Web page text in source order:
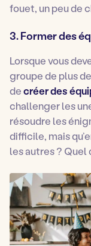
fouet, un peu de
3. Former des
Lorsque vous
groupe de plus
decréer des
challenger les
résoudre les
difficile, mais
les autres ? Quel